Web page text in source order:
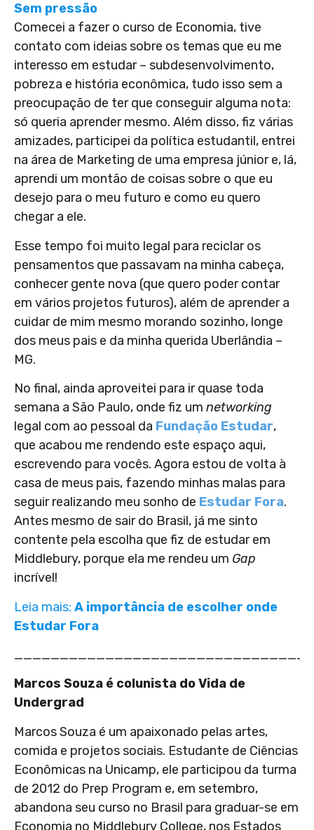
Sem pressão
Comecei a fazer o curso de Economia, tive
contato com ideias sobre os temas que eu me
interesso em estudar – subdesenvolvimento,
pobreza e história econômica, tudo isso sem a
preocupação de ter que conseguir alguma nota:
só queria aprender mesmo. Além disso, fiz várias
amizades, participei da política estudantil, entrei
na área de Marketing de uma empresa júnior e, lá,
aprendi um montão de coisas sobre o que eu
desejo para o meu futuro e como eu quero
chegar a ele.
Esse tempo foi muito legal para reciclar os
pensamentos que passavam na minha cabeça,
conhecer gente nova (que quero poder contar
em vários projetos futuros), além de aprender a
cuidar de mim mesmo morando sozinho, longe
dos meus pais e da minha querida Uberlândia –
MG.
No final, ainda aproveitei para ir quase toda
semana a São Paulo, onde fiz um networking
legal com ao pessoal da Fundação Estudar,
que acabou me rendendo este espaço aqui,
escrevendo para vocês. Agora estou de volta à
casa de meus pais, fazendo minhas malas para
seguir realizando meu sonho de Estudar Fora.
Antes mesmo de sair do Brasil, já me sinto
contente pela escolha que fiz de estudar em
Middlebury, porque ela me rendeu um Gap
incrível!
Leia mais: A importância de escolher onde
Estudar Fora
Marcos Souza é colunista do Vida de
Undergrad
Marcos Souza é um apaixonado pelas artes,
comida e projetos sociais. Estudante de Ciências
Econômicas na Unicamp, ele participou da turma
de 2012 do Prep Program e, em setembro,
abandona seu curso no Brasil para graduar-se em
Economia no Middlebury College, nos Estados